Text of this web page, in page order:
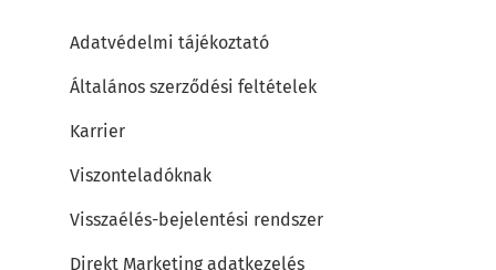
Adatvédelmi tájékoztató
Általános szerződési feltételek
Karrier
Viszonteladóknak
Visszaélés-bejelentési rendszer
Direkt Marketing adatkezelés